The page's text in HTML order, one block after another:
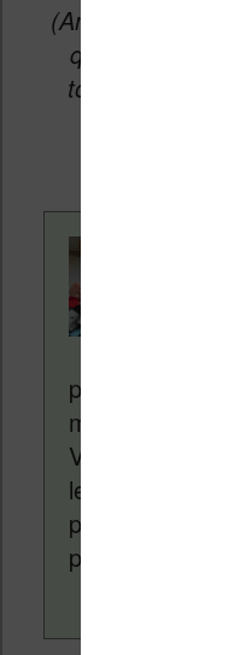
(Amazon, Fnac,
qui permettent
toucher une
pour vous aider
monde des
Vivlio, etc) et
lecture
pouvez en
page